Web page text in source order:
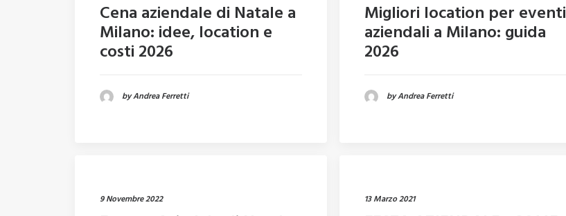
Cena aziendale di Natale a
Milano: idee, location e
costi 2026
by Andrea Ferretti
Migliori location per eventi
aziendali a Milano: guida
2026
by Andrea Ferretti
9 Novembre 2022 13 Marzo 2021